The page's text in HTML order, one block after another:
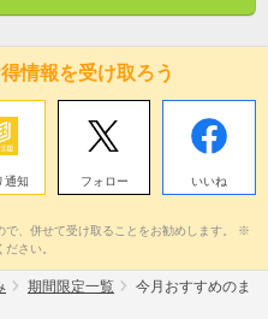
情報を受け取ろう
通知 フォロー いいね
、併せて受け取ることをお勧めします。 ※
さい。
期間限定一覧
今月おすすめのま